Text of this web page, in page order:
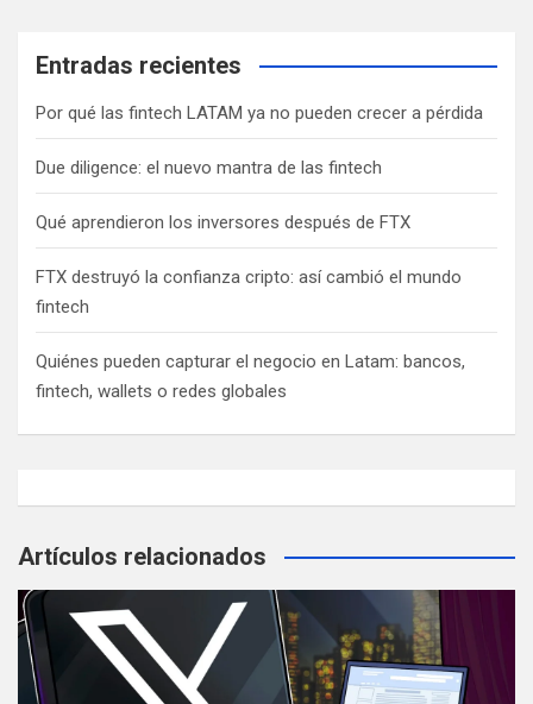
Entradas recientes
Por qué las fintech LATAM ya no pueden crecer a pérdida
Due diligence: el nuevo mantra de las fintech
Qué aprendieron los inversores después de FTX
FTX destruyó la confianza cripto: así cambió el mundo
fintech
Quiénes pueden capturar el negocio en Latam: bancos,
fintech, wallets o redes globales
Artículos relacionados